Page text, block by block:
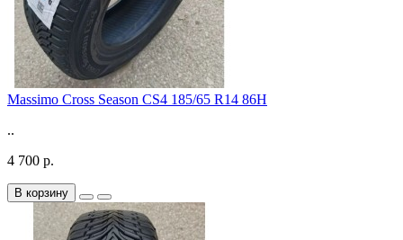
Massimo Cross Season CS4 185/65 R14 86H
..
4 700 р.
В корзину